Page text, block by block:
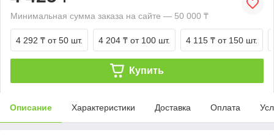
Минимальная сумма заказа на сайте — 50 000 ₸
4 292 ₸ от 50 шт. 4 204 ₸ от 100 шт. 4 115 ₸ от 150 шт.
Купить
Описание Характеристики Доставка Оплата